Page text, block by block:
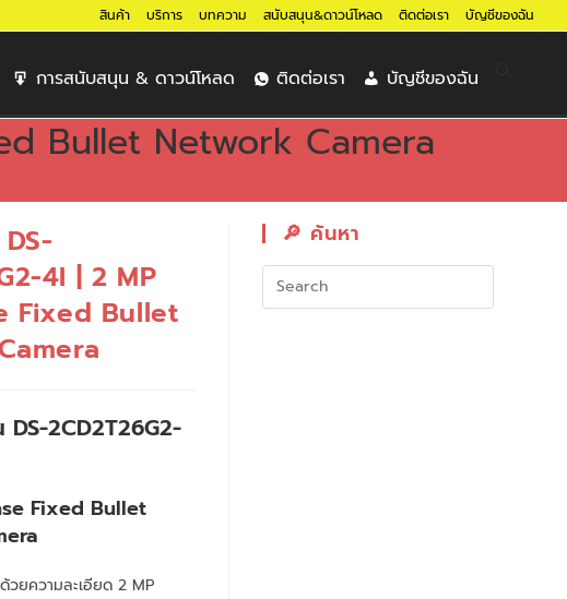
สินค้า บริการ บทความ สนับสนุน&ดาวน์โหลด ติดต่อเรา บัญชีของฉัน
การสนับสนุน & ดาวน์โหลด ติดต่อเรา บัญชีของฉัน
Bullet Network Camera
4I | 2 MP
Fixed Bullet
DS-2CD2T26G2-
Fixed Bullet
ยความละเอียด 2 MP
🔎︎ ค้นหา